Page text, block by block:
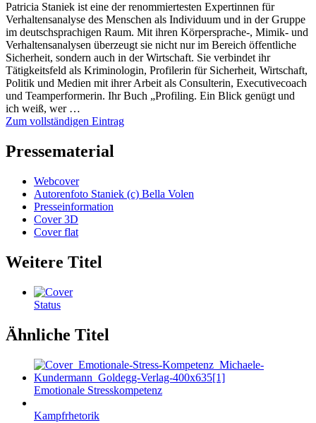
Patricia Staniek ist eine der renommiertesten Expertinnen für
Verhaltensanalyse des Menschen als Individuum und in der Gruppe
im deutschsprachigen Raum. Mit ihren Körpersprache-, Mimik- und
Verhaltensanalysen überzeugt sie nicht nur im Bereich öffentliche
Sicherheit, sondern auch in der Wirtschaft. Sie verbindet ihr
Tätigkeitsfeld als Kriminologin, Profilerin für Sicherheit, Wirtschaft,
Politik und Medien mit ihrer Arbeit als Consulterin, Executivecoach
und Teamperformerin. Ihr Buch „Profiling. Ein Blick genügt und
ich weiß, wer …
Zum vollständigen Eintrag
Pressematerial
Webcover
Autorenfoto Staniek (c) Bella Volen
Presseinformation
Cover 3D
Cover flat
Weitere Titel
Status
Ähnliche Titel
Emotionale Stresskompetenz
Kampfrhetorik